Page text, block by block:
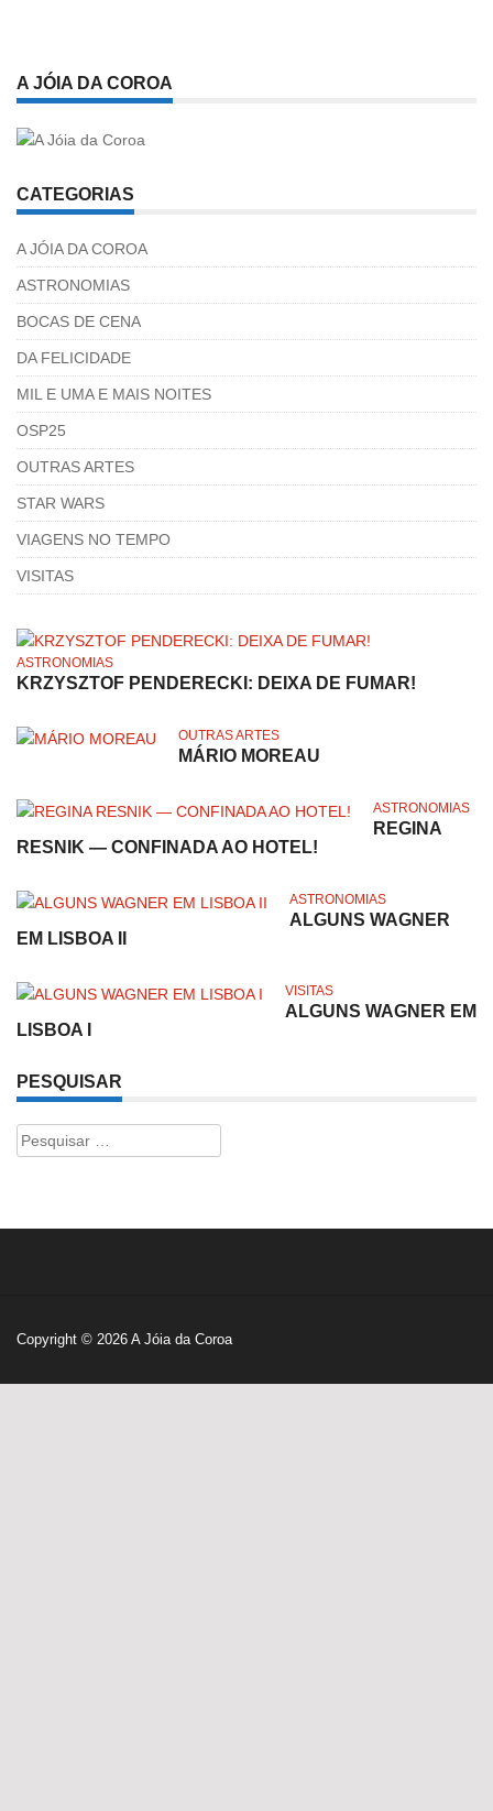
A JÓIA DA COROA
CATEGORIAS
A JÓIA DA COROA
ASTRONOMIAS
BOCAS DE CENA
DA FELICIDADE
MIL E UMA E MAIS NOITES
OSP25
OUTRAS ARTES
STAR WARS
VIAGENS NO TEMPO
VISITAS
ASTRONOMIAS
KRZYSZTOF PENDERECKI: DEIXA DE FUMAR!
OUTRAS ARTES
MÁRIO MOREAU
ASTRONOMIAS
REGINA
RESNIK — CONFINADA AO HOTEL!
ASTRONOMIAS
ALGUNS WAGNER
EM LISBOA II
VISITAS
ALGUNS WAGNER EM
LISBOA I
PESQUISAR
Pesquisar
por:
Copyright © 2026 A Jóia da Coroa